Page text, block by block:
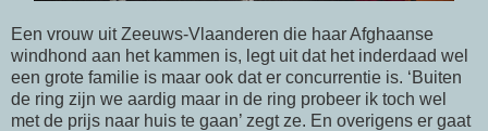
Een vrouw uit Zeeuws-Vlaanderen die haar Afghaanse
windhond aan het kammen is, legt uit dat het inderdaad wel
een grote familie is maar ook dat er concurrentie is. ‘Buiten
de ring zijn we aardig maar in de ring probeer ik toch wel
met de prijs naar huis te gaan’ zegt ze. En overigens er gaat